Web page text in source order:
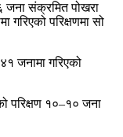
जना संक्रमित पोखरा
परिक्षणमा सो
जनामा गरिएको
परिक्षण १०–१० जना